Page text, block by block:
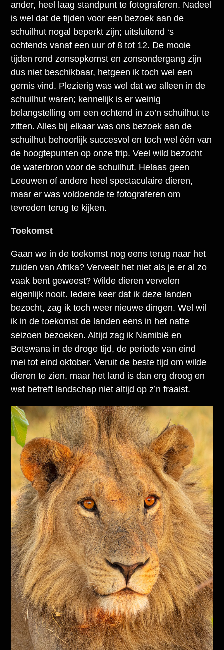
ander, heel laag standpunt te fotograferen. Nadeel
is wel dat de tijden voor een bezoek aan de
schuilhut nogal beperkt zijn; uitsluitend ‘s
ochtends vanaf een uur of 8 tot 12. De mooie
tijden rond zonsopkomst en zonsondergang zijn
dus niet beschikbaar, hetgeen ik toch wel een
gemis vind. Plezierig was wel dat we alleen in de
schuilhut waren; kennelijk is er weinig
belangstelling om een ochtend in zo’n schuilhut te
zitten. Alles bij elkaar was ons bezoek aan de
schuilhut behoorlijk succesvol en toch wel één van
de hoogtepunten op onze trip. Veel wild bezocht
de waterbron voor de schuilhut. Helaas geen
Leeuwen of andere heel spectaculaire dieren,
maar er was voldoende te fotograferen om
tevreden terug te kijken.
Toekomst
Gaan we in de toekomst nog eens terug naar het
zuiden van Afrika? Verveelt het niet als je er al zo
vaak bent geweest? Wilde dieren vervelen
eigenlijk nooit. Iedere keer dat ik deze landen
bezocht, zag ik toch weer nieuwe dingen. Wel wil
ik in de toekomst de landen eens in het natte
seizoen bezoeken. Altijd zag ik Namibië en
Botswana in de droge tijd, de periode van eind
mei tot eind oktober. Veruit de beste tijd om wilde
dieren te zien, maar het land is dan erg droog en
wat betreft landschap niet altijd op z’n fraaist.